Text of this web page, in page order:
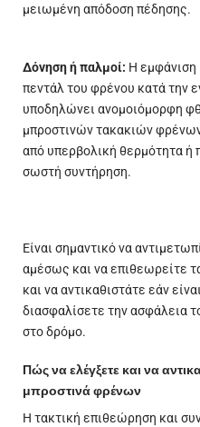
μειωμένη απόδοση πέδησης.
Δόνηση ή παλμοί: Η
πεντάλ του φρένου κατά την
υποδηλώνει ανομοιόμορφη
μπροστινών τακακιών
από υπερβολική θερμότητα ή
σωστή συντήρηση.
Είναι σημαντικό να
αμέσως και να επιθεωρείτε
και να αντικαθιστάτε εάν
διασφαλίσετε την ασφάλεια
στο δρόμο.
Πώς να ελέγξετε και να
μπροστινά φρένων
Η τακτική επιθεώρηση και